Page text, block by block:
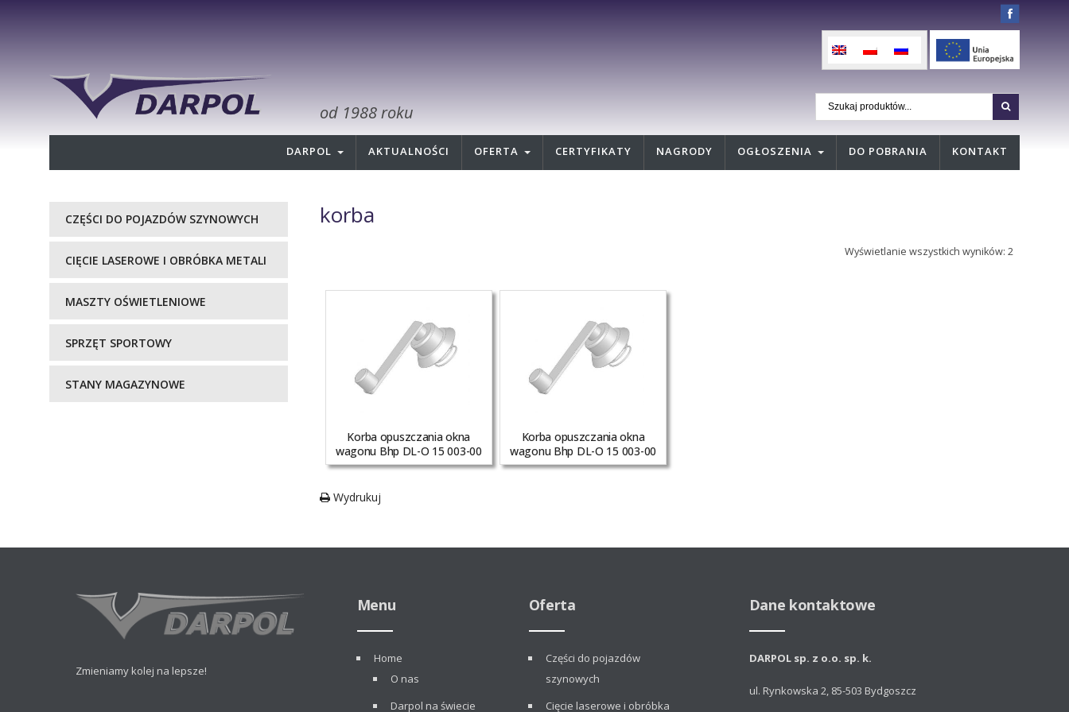
od 1988 roku
DARPOL AKTUALNOŚCI OFERTA CERTYFIKATY NAGRODY OGŁOSZENIA DO POBRANIA KONTAKT
korba
Wyświetlanie wszystkich wyników: 2
Korba opuszczania okna
wagonu Bhp DL-O 15 003-00
Korba opuszczania okna
wagonu Bhp DL-O 15 003-00
Wydrukuj
CZĘŚCI DO POJAZDÓW SZYNOWYCH
CIĘCIE LASEROWE I OBRÓBKA METALI
MASZTY OŚWIETLENIOWE
SPRZĘT SPORTOWY
STANY MAGAZYNOWE
Zmieniamy kolej na lepsze!
Menu
Home
O nas
Darpol na świecie
Oferta
Części do pojazdów
szynowych
Cięcie laserowe i obróbka
Dane kontaktowe
DARPOL sp. z o.o. sp. k.
ul. Rynkowska 2, 85-503 Bydgoszcz